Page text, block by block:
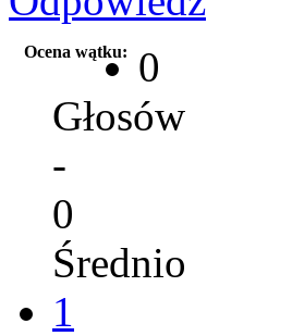
Ocena wątku:
0
Głosów
-
0
Średnio
1